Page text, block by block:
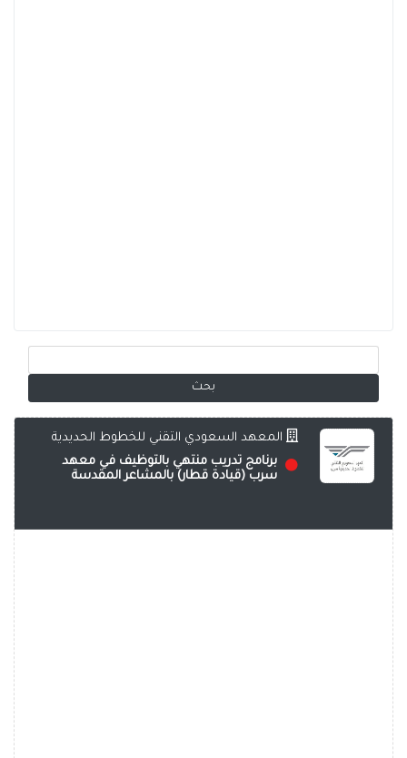
المعهد السعودي التقني للخطوط الحديدية
برنامج تدريب منتهي بالتوظيف في معهد
سرب (قيادة قطار) بالمشاعر المقدسة